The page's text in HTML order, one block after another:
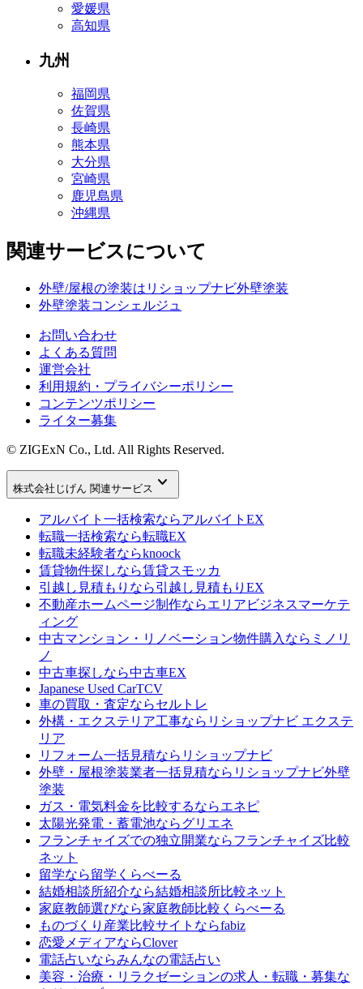
愛媛県
高知県
九州
福岡県
佐賀県
長崎県
熊本県
大分県
宮崎県
鹿児島県
沖縄県
関連サービスについて
外壁/屋根の塗装はリショップナビ外壁塗装
外壁塗装コンシェルジュ
お問い合わせ
よくある質問
運営会社
利用規約・プライバシーポリシー
コンテンツポリシー
ライター募集
© ZIGExN Co., Ltd. All Rights Reserved.
株式会社じげん 関連サービス keyboard_arrow_down
アルバイト一括検索ならアルバイトEX
転職一括検索なら転職EX
転職未経験者ならknoock
賃貸物件探しなら賃貸スモッカ
引越し見積もりなら引越し見積もりEX
不動産ホームページ制作ならエリアビジネスマーケテ
ィング
中古マンション・リノベーション物件購入なら ミノリ
ノ
中古車探しなら中古車EX
Japanese Used CarTCV
車の買取・査定ならセルトレ
外構・エクステリア工事なら リショップナビ エクステ
リア
リフォーム一括見積なら リショップナビ
外壁・屋根塗装業者一括見積なら リショップナビ外壁
塗装
ガス・電気料金を比較するならエネピ
太陽光発電・蓄電池ならグリエネ
フランチャイズでの独立開業ならフランチャイズ比較
ネット
留学なら留学くらべーる
結婚相談所紹介なら結婚相談所比較ネット
家庭教師選びなら家庭教師比較くらべーる
ものづくり産業比較サイトならfabiz
恋愛メディアならClover
電話占いならみんなの電話占い
美容・治療・リラクゼーションの求人・転職・募集な